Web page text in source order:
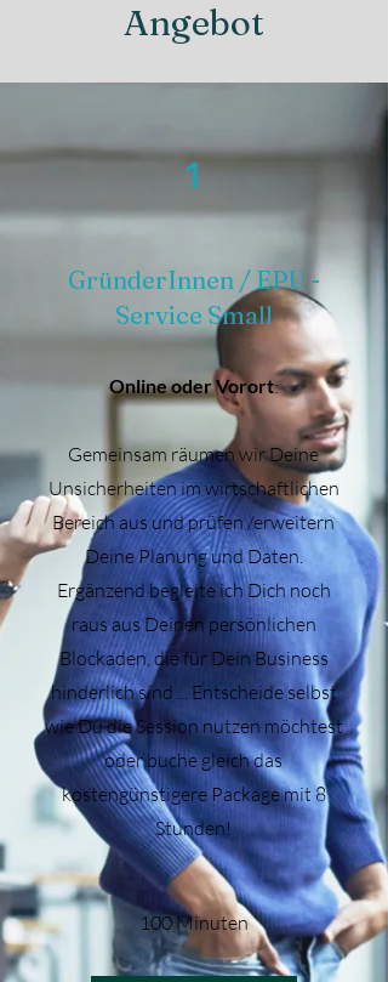
Angebot
1
GründerInnen / EPU -
Service Small
Online oder Vorort:
Gemeinsam räumen wir Deine
Unsicherheiten im wirtschaftlichen
Bereich aus und prüfen /erweitern
Deine Planung und Daten.
Ergänzend begleite ich Dich noch
raus aus Deinen persönlichen
Blockaden, die für Dein Business
hinderlich sind ... Entscheide selbst
wie Du die Session nutzen möchtest
oder buche gleich das
kostengünstigere Package mit 8
Stunden!
100 Minuten